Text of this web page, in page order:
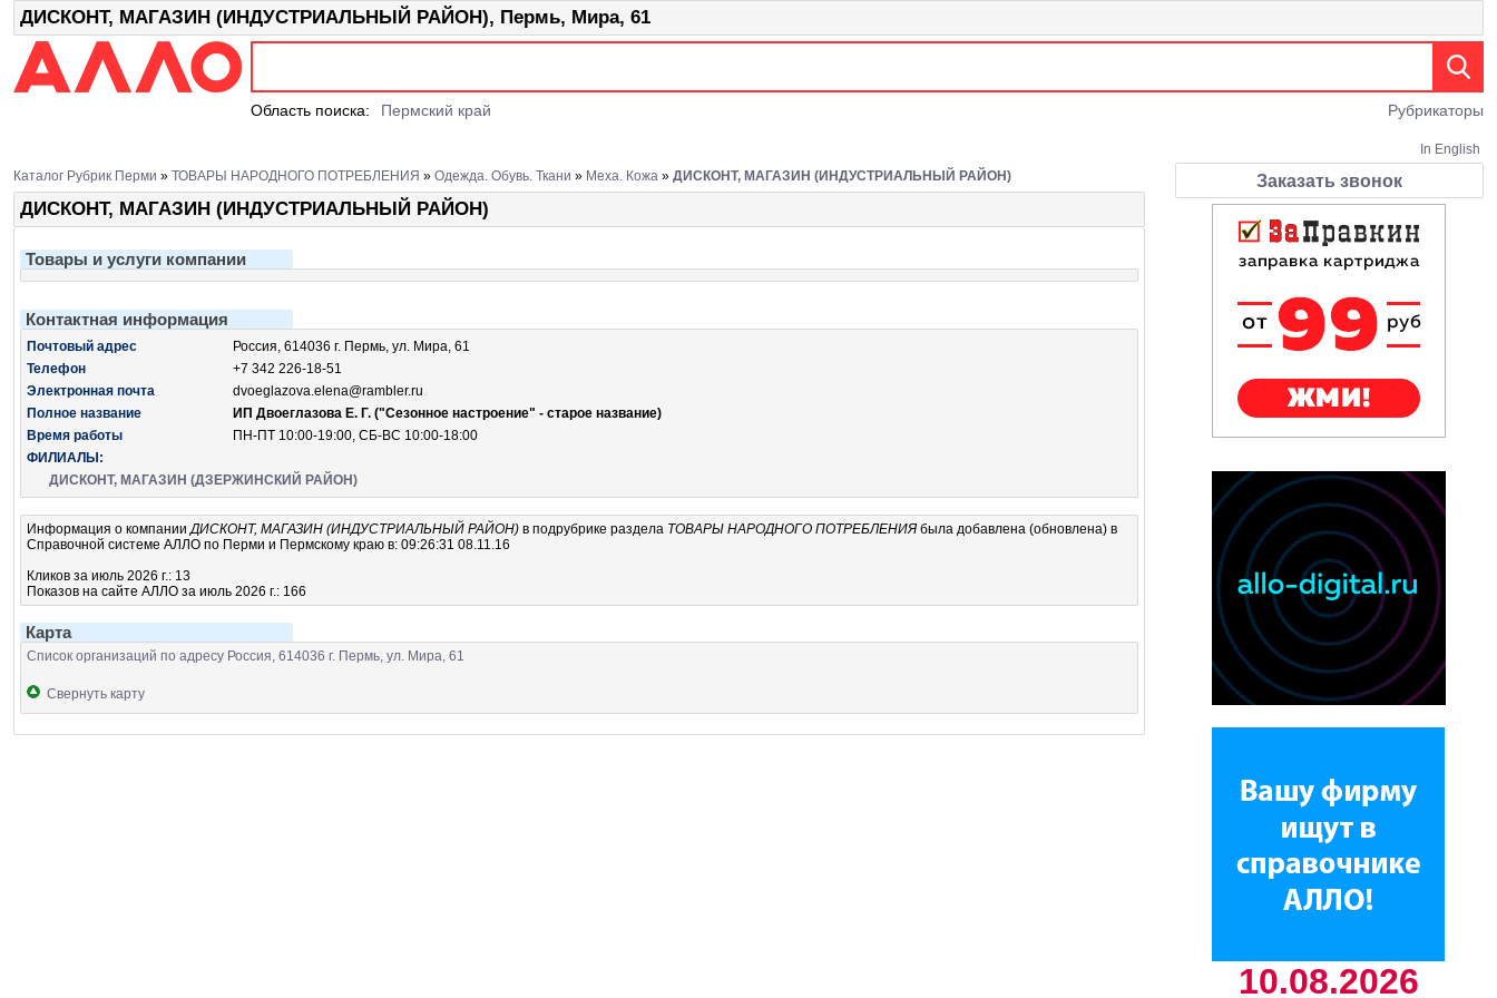
ДИСКОНТ, МАГАЗИН (ИНДУСТРИАЛЬНЫЙ РАЙОН), Пермь, Мира, 61
Рубрикаторы
Область поиска: Пермский край
In English
Каталог Рубрик Перми » ТОВАРЫ НАРОДНОГО ПОТРЕБЛЕНИЯ » Одежда. Обувь. Ткани » Меха. Кожа » ДИСКОНТ, МАГАЗИН (ИНДУСТРИАЛЬНЫЙ РАЙОН)
ДИСКОНТ, МАГАЗИН (ИНДУСТРИАЛЬНЫЙ РАЙОН)
Товары и услуги компании
Контактная информация
Почтовый адрес
Россия, 614036 г. Пермь, ул. Мира, 61
Телефон
+7 342 226-18-51
Электронная почта
dvoeglazova.elena@rambler.ru
Полное название
ИП Двоеглазова Е. Г. ("Сезонное настроение" - старое название)
Время работы
ПН-ПТ 10:00-19:00, СБ-ВС 10:00-18:00
ФИЛИАЛЫ:
ДИСКОНТ, МАГАЗИН (ДЗЕРЖИНСКИЙ РАЙОН)
Информация о компанииДИСКОНТ, МАГАЗИН (ИНДУСТРИАЛЬНЫЙ РАЙОН) в подрубрике раздела ТОВАРЫ НАРОДНОГО ПОТРЕБЛЕНИЯ была добавлена (обновлена) в
Справочной системе АЛЛО по Перми и Пермскому краю в: 09:26:31 08.11.16
Кликов за июль 2026 г.: 13
Показов на сайте АЛЛО за июль 2026 г.: 166
Карта
Список организаций по адресу Россия, 614036 г. Пермь, ул. Мира, 61
Свернуть карту
Заказать звонок
10.08.2026